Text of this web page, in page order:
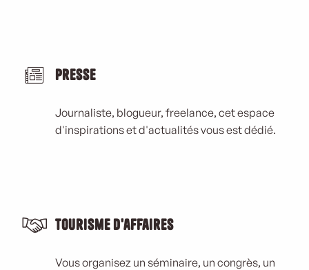
Presse
Journaliste, blogueur, freelance, cet espace
d'inspirations et d'actualités vous est dédié.
Tourisme d'affaires
Vous organisez un séminaire, un congrès, un